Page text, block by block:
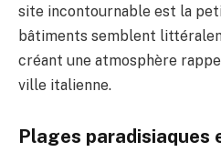
site incontournable est la
bâtiments semblent
créant une atmosphère
ville italienne.
Plages paradisiaques